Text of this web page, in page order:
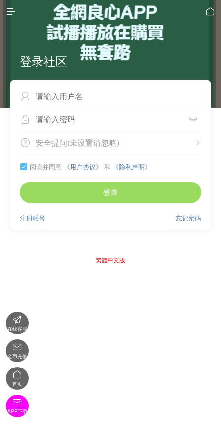
 
登录社区

 
 
安全提问(未设置请忽略)
 阅读并同意 《用户协议》 和 《隐私声明》
登录
忘记密码
注册帐号
繁體中文版

在线客服

金币充值

首页

APP下载